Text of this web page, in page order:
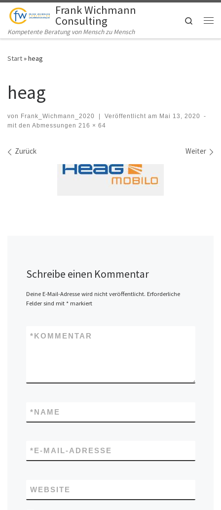
Zum Inhalt springenFrank Wichmann
Consulting
Kompetente Beratung von Mensch zu Mensch
Search
Start»heag
heag
von Frank_Wichmann_2020 | Veröffentlicht am Mai 13, 2020 -
mit den Abmessungen 216 × 64
Bilder Navigation
Zurück Weiter
Schreibe einen Kommentar
Deine E-Mail-Adresse wird nicht veröffentlicht. Erforderliche
Felder sind mit *markiert
KOMMENTAR
*
NAME
*
E-MAIL-ADRESSE
*
WEBSITE